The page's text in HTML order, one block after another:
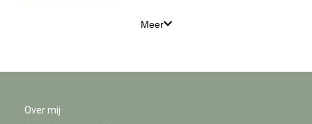
Meer
Over mij